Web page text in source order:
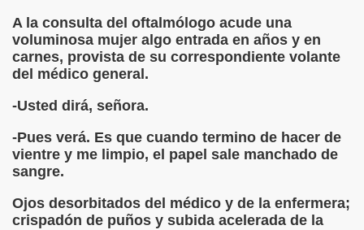
A la consulta del oftalmólogo acude una
voluminosa mujer algo entrada en años y en
carnes, provista de su correspondiente volante
del médico general.
-Usted dirá, señora.
-Pues verá. Es que cuando termino de hacer de
vientre y me limpio, el papel sale manchado de
sangre.
Ojos desorbitados del médico y de la enfermera;
crispadón de puños y subida acelerada de la
Blanco)
Siglo XVII, Anónimo)